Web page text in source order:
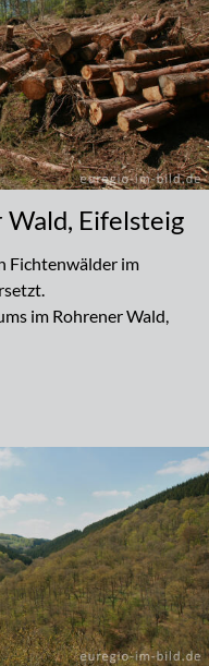
Wald, Eifelsteig
Fichtenwälder im
im Rohrener Wald,